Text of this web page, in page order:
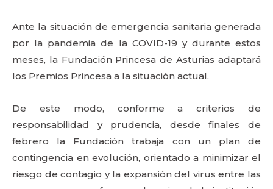
Ante la situación de emergencia sanitaria generada
por la pandemia de la COVID-19 y durante estos
meses, la Fundación Princesa de Asturias adaptará
los Premios Princesa a la situación actual.
De este modo, conforme a criterios de
responsabilidad y prudencia, desde finales de
febrero la Fundación trabaja con un plan de
contingencia en evolución, orientado a minimizar el
riesgo de contagio y la expansión del virus entre las